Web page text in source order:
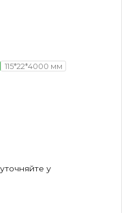
115*22*4000 мм
у